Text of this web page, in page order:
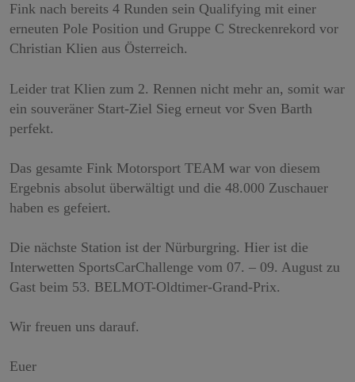
Fink nach bereits 4 Runden sein Qualifying mit einer
erneuten Pole Position und Gruppe C Streckenrekord vor
Christian Klien aus Österreich.
Leider trat Klien zum 2. Rennen nicht mehr an, somit war
ein souveräner Start-Ziel Sieg erneut vor Sven Barth
perfekt.
Das gesamte Fink Motorsport TEAM war von diesem
Ergebnis absolut überwältigt und die 48.000 Zuschauer
haben es gefeiert.
Die nächste Station ist der Nürburgring. Hier ist die
Interwetten SportsCarChallenge vom 07. – 09. August zu
Gast beim 53. BELMOT-Oldtimer-Grand-Prix.
Wir freuen uns darauf.
Euer